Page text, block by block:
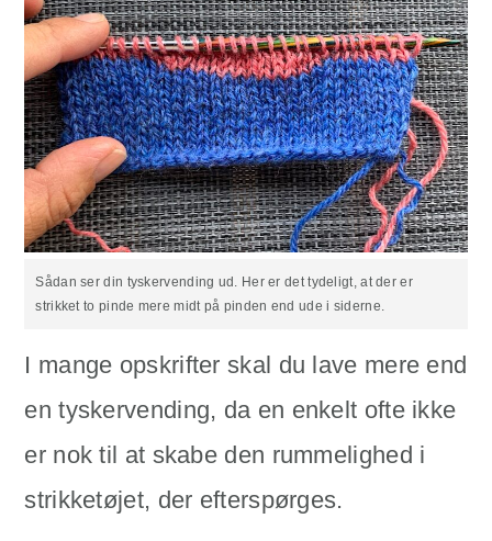
Sådan ser din tyskervending ud. Her er det tydeligt, at der er
strikket to pinde mere midt på pinden end ude i siderne.
I mange opskrifter skal du lave mere end
en tyskervending, da en enkelt ofte ikke
er nok til at skabe den rummelighed i
strikketøjet, der efterspørges.